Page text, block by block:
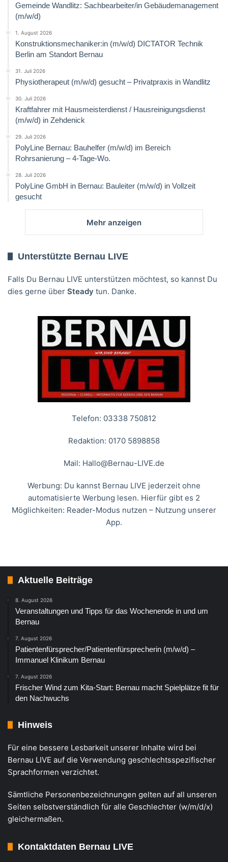
Gemeinde Wandlitz: Sachbearbeiter/in Gebäudemanagement
(m/w/d)
1. August 2026
Konstruktionsmechaniker:in (m/w/d) DICTATOR Technik
Berlin am Standort Bernau
31. Juli 2026
Physiotherapeut (m/w/d) gesucht – Privatpraxis in Wandlitz
30. Juli 2026
Kraftfahrer mit Hausmeisterdienst / Hausreinigungsdienst
(m/w/d) in Zehdenick
29. Juli 2026
PolyLine Bernau: Bauhelfer (m/w/d) im Bereich
Rohrsanierung – 4-Tage-Wo.
28. Juli 2026
PolyLine GmbH in Bernau: Bauleiter (m/w/d) in Vollzeit
gesucht
Mehr anzeigen
Unterstützte Bernau LIVE
Falls Du Bernau LIVE unterstützen möchtest, so kannst Du
dies gerne über Steady tun. Danke.
Telefon: 03338 750812
Redaktion: 0170 5898858
Mail: Hallo@Bernau-LIVE.de
Werbung: Du kannst Bernau LIVE jederzeit ohne
automatisierte Werbung lesen. Hierfür gibt es 2
Möglichkeiten: Reader-Modus nutzen – Nutzung unserer
App.
Aktuelle Beiträge
8. August 2026
Veranstaltungen und Tipps für das Wochenende in und um
Bernau
7. August 2026
Patientenfürsprecher/Patientenfürsprecherin (m/w/d) –
Immanuel Klinikum Bernau
7. August 2026
Frischer Wind zum Kita-Start: Bernau macht Spielplätze fit für
den Nachwuchs
Hinweis
Für eine bessere Lesbarkeit unserer Inhalte wird bei
Bernau LIVE auf die Verwendung geschlechtsspezifischer
Sprachformen verzichtet.
Sämtliche Personenbezeichnungen gelten auf all unseren
Seiten selbstverständlich für alle Geschlechter (w/m/d/x)
gleichermaßen.
Kontaktdaten Bernau LIVE